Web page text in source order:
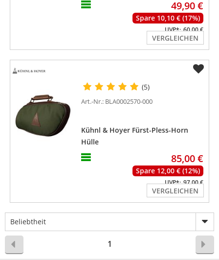
49,90 €
Spare 10,10 € (17%)
UVP*: 60,00 €
VERGLEICHEN
(5)
Art.-Nr.: BLA0002570-000
Kühnl & Hoyer Fürst-Pless-Horn
Hülle
85,00 €
Spare 12,00 € (12%)
UVP*: 97,00 €
VERGLEICHEN
Beliebtheit
1